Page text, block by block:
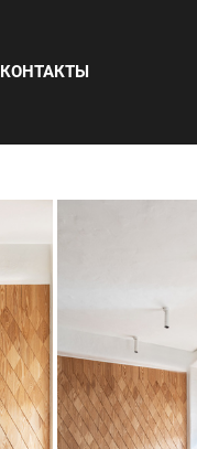
КОНТАКТЫ